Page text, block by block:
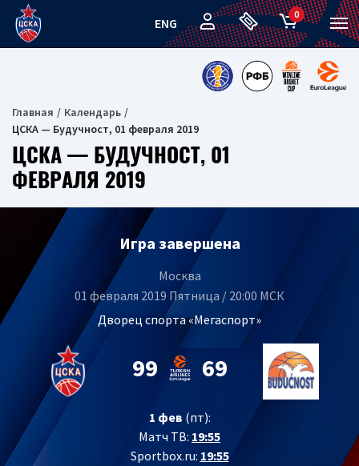
ENG
0
Главная
Календарь
ЦСКА — Будучност, 01 февраля 2019
ЦСКА — БУДУЧНОСТ, 01
ФЕВРАЛЯ 2019
Игра завершена
Москва
01 февраля 2019 Пятница / 20:00 МСК
Дворец спорта «Мегаспорт»
99 69
1 фев (пт):
Матч ТВ: 19:55
Sportbox.ru: 19:55